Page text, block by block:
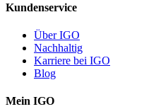
Kundenservice
Über IGO
Nachhaltig
Karriere bei IGO
Blog
Mein IGO